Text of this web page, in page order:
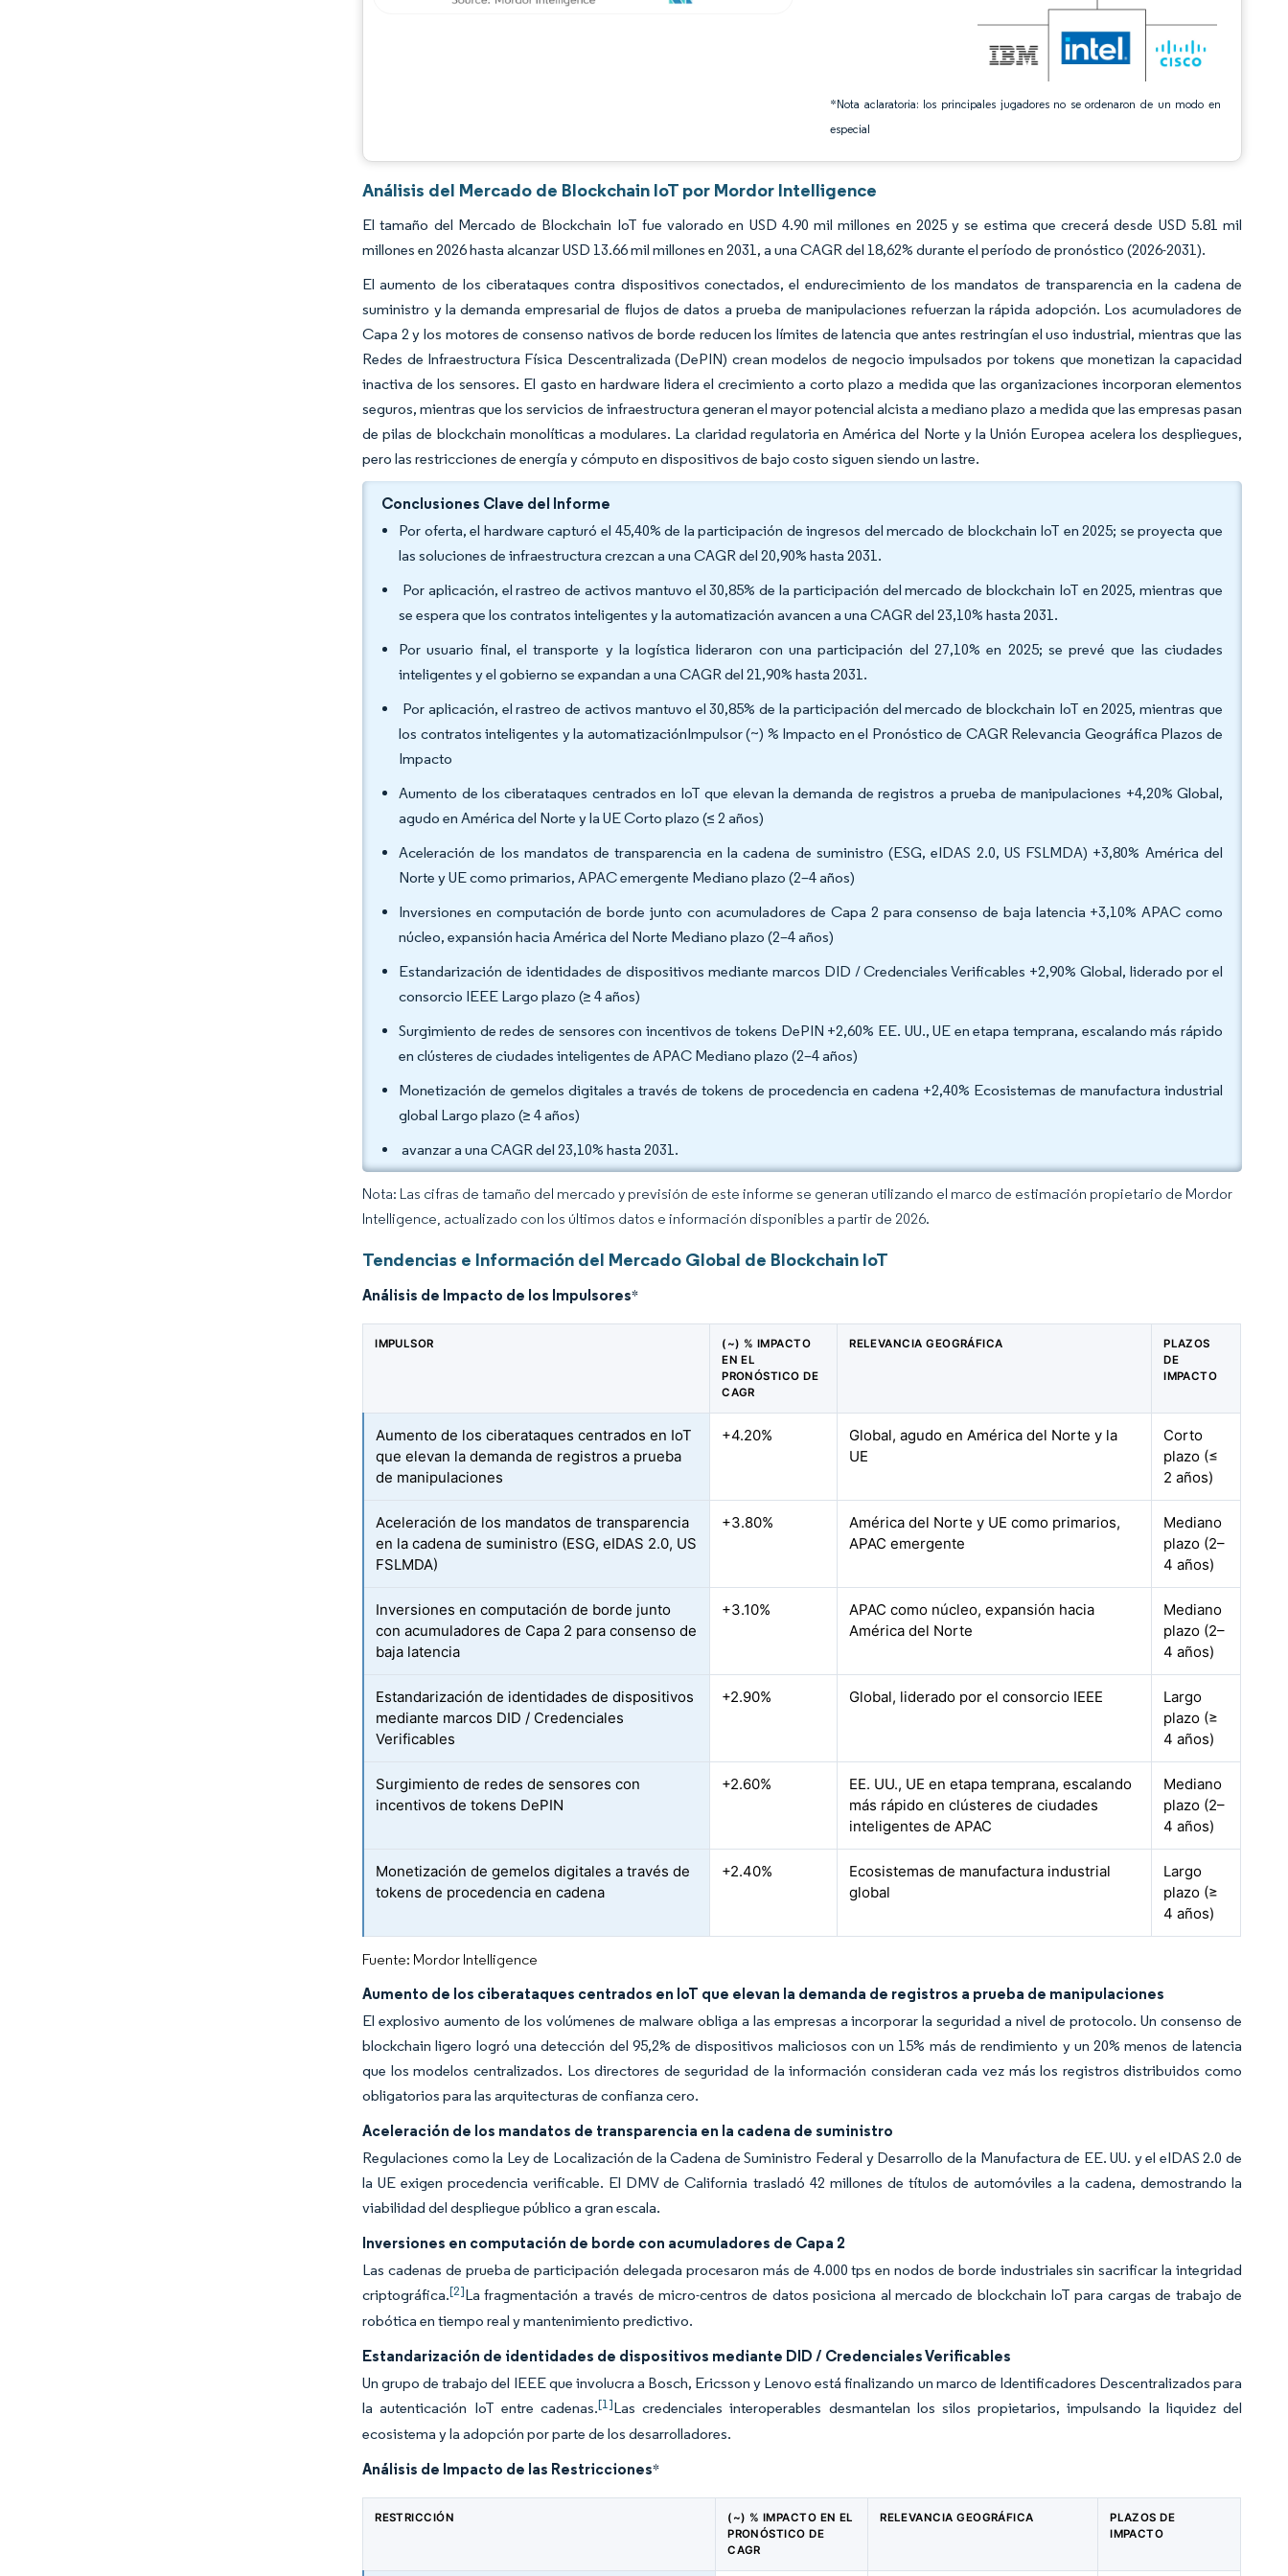
*Nota aclaratoria: los principales jugadores no se ordenaron de un modo en
especial
Análisis del Mercado de Blockchain IoT por Mordor Intelligence
El tamaño del Mercado de Blockchain IoT fue valorado en USD 4.90 mil millones en 2025 y se estima que crecerá desde USD 5.81 mil
millones en 2026 hasta alcanzar USD 13.66 mil millones en 2031, a una CAGR del 18,62% durante el período de pronóstico (2026-2031).
El aumento de los ciberataques contra dispositivos conectados, el endurecimiento de los mandatos de transparencia en la cadena de
suministro y la demanda empresarial de flujos de datos a prueba de manipulaciones refuerzan la rápida adopción. Los acumuladores de
Capa 2 y los motores de consenso nativos de borde reducen los límites de latencia que antes restringían el uso industrial, mientras que las
Redes de Infraestructura Física Descentralizada (DePIN) crean modelos de negocio impulsados por tokens que monetizan la capacidad
inactiva de los sensores. El gasto en hardware lidera el crecimiento a corto plazo a medida que las organizaciones incorporan elementos
seguros, mientras que los servicios de infraestructura generan el mayor potencial alcista a mediano plazo a medida que las empresas pasan
de pilas de blockchain monolíticas a modulares. La claridad regulatoria en América del Norte y la Unión Europea acelera los despliegues,
pero las restricciones de energía y cómputo en dispositivos de bajo costo siguen siendo un lastre.
Conclusiones Clave del Informe
Por oferta, el hardware capturó el 45,40% de la participación de ingresos del mercado de blockchain IoT en 2025; se proyecta que
las soluciones de infraestructura crezcan a una CAGR del 20,90% hasta 2031.
Por aplicación, el rastreo de activos mantuvo el 30,85% de la participación del mercado de blockchain IoT en 2025, mientras que
se espera que los contratos inteligentes y la automatización avancen a una CAGR del 23,10% hasta 2031.
Por usuario final, el transporte y la logística lideraron con una participación del 27,10% en 2025; se prevé que las ciudades
inteligentes y el gobierno se expandan a una CAGR del 21,90% hasta 2031.
Por aplicación, el rastreo de activos mantuvo el 30,85% de la participación del mercado de blockchain IoT en 2025, mientras que
los contratos inteligentes y la automatizaciónImpulsor (~) % Impacto en el Pronóstico de CAGR Relevancia Geográfica Plazos de
Impacto
Aumento de los ciberataques centrados en IoT que elevan la demanda de registros a prueba de manipulaciones +4,20% Global,
agudo en América del Norte y la UE Corto plazo (≤ 2 años)
Aceleración de los mandatos de transparencia en la cadena de suministro (ESG, eIDAS 2.0, US FSLMDA) +3,80% América del
Norte y UE como primarios, APAC emergente Mediano plazo (2–4 años)
Inversiones en computación de borde junto con acumuladores de Capa 2 para consenso de baja latencia +3,10% APAC como
núcleo, expansión hacia América del Norte Mediano plazo (2–4 años)
Estandarización de identidades de dispositivos mediante marcos DID / Credenciales Verificables +2,90% Global, liderado por el
consorcio IEEE Largo plazo (≥ 4 años)
Surgimiento de redes de sensores con incentivos de tokens DePIN +2,60% EE. UU., UE en etapa temprana, escalando más rápido
en clústeres de ciudades inteligentes de APAC Mediano plazo (2–4 años)
Monetización de gemelos digitales a través de tokens de procedencia en cadena +2,40% Ecosistemas de manufactura industrial
global Largo plazo (≥ 4 años)
avanzar a una CAGR del 23,10% hasta 2031.
Nota: Las cifras de tamaño del mercado y previsión de este informe se generan utilizando el marco de estimación propietario de Mordor
Intelligence, actualizado con los últimos datos e información disponibles a partir de 2026.
Tendencias e Información del Mercado Global de Blockchain IoT
Análisis de Impacto de los Impulsores*
IMPULSOR
(~) % IMPACTO
EN EL
PRONÓSTICO DE
CAGR
RELEVANCIA GEOGRÁFICA
PLAZOS
DE
IMPACTO
Aumento de los ciberataques centrados en IoT
que elevan la demanda de registros a prueba
de manipulaciones
+4.20%
Global, agudo en América del Norte y la
UE
Corto
plazo (≤
2 años)
Aceleración de los mandatos de transparencia
en la cadena de suministro (ESG, eIDAS 2.0, US
FSLMDA)
+3.80%
América del Norte y UE como primarios,
APAC emergente
Mediano
plazo (2–
4 años)
Inversiones en computación de borde junto
con acumuladores de Capa 2 para consenso de
baja latencia
+3.10%
APAC como núcleo, expansión hacia
América del Norte
Mediano
plazo (2–
4 años)
Estandarización de identidades de dispositivos
mediante marcos DID / Credenciales
Verificables
+2.90% Global, liderado por el consorcio IEEE
Largo
plazo (≥
4 años)
Surgimiento de redes de sensores con
incentivos de tokens DePIN
+2.60%
EE. UU., UE en etapa temprana, escalando
más rápido en clústeres de ciudades
inteligentes de APAC
Mediano
plazo (2–
4 años)
Monetización de gemelos digitales a través de
tokens de procedencia en cadena
+2.40%
Ecosistemas de manufactura industrial
global
Largo
plazo (≥
4 años)
Fuente: Mordor Intelligence
Aumento de los ciberataques centrados en IoT que elevan la demanda de registros a prueba de manipulaciones
El explosivo aumento de los volúmenes de malware obliga a las empresas a incorporar la seguridad a nivel de protocolo. Un consenso de
blockchain ligero logró una detección del 95,2% de dispositivos maliciosos con un 15% más de rendimiento y un 20% menos de latencia
que los modelos centralizados. Los directores de seguridad de la información consideran cada vez más los registros distribuidos como
obligatorios para las arquitecturas de confianza cero.
Aceleración de los mandatos de transparencia en la cadena de suministro
Regulaciones como la Ley de Localización de la Cadena de Suministro Federal y Desarrollo de la Manufactura de EE. UU. y el eIDAS 2.0 de
la UE exigen procedencia verificable. El DMV de California trasladó 42 millones de títulos de automóviles a la cadena, demostrando la
viabilidad del despliegue público a gran escala.
Inversiones en computación de borde con acumuladores de Capa 2
Las cadenas de prueba de participación delegada procesaron más de 4.000 tps en nodos de borde industriales sin sacrificar la integridad
criptográfica.[2]La fragmentación a través de micro-centros de datos posiciona al mercado de blockchain IoT para cargas de trabajo de
robótica en tiempo real y mantenimiento predictivo.
Estandarización de identidades de dispositivos mediante DID / Credenciales Verificables
Un grupo de trabajo del IEEE que involucra a Bosch, Ericsson y Lenovo está finalizando un marco de Identificadores Descentralizados para
la autenticación IoT entre cadenas.[1]Las credenciales interoperables desmantelan los silos propietarios, impulsando la liquidez del
ecosistema y la adopción por parte de los desarrolladores.
Análisis de Impacto de las Restricciones*
RESTRICCIÓN
(~) % IMPACTO EN EL
PRONÓSTICO DE
CAGR
RELEVANCIA GEOGRÁFICA
PLAZOS DE
IMPACTO